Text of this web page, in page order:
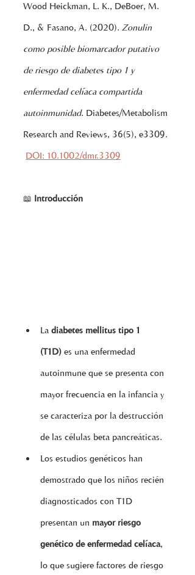
Wood Heickman, L. K., DeBoer, M.
D., & Fasano, A. (2020). Zonulin
como posible biomarcador putativo
de riesgo de diabetes tipo 1 y
enfermedad celíaca compartida
autoinmunidad. Diabetes/Metabolism
Research and Reviews, 36(5), e3309.
DOI: 10.1002/dmr.3309
📖 Introducción
La diabetes mellitus tipo 1
(T1D) es una enfermedad
autoinmune que se presenta con
mayor frecuencia en la infancia y
se caracteriza por la destrucción
de las células beta pancreáticas.
Los estudios genéticos han
demostrado que los niños recién
diagnosticados con T1D
presentan un mayor riesgo
genético de enfermedad celíaca,
lo que sugiere factores de riesgo